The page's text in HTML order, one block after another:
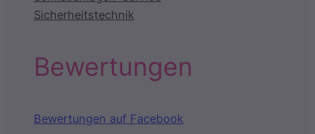
Sicherheitstechnik
Bewertungen
Bewertungen auf Facebook